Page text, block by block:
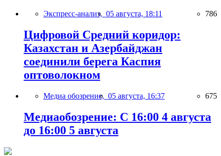
Экспресс-анализ, 05 августа, 18:11 786
Цифровой Средний коридор:
Казахстан и Азербайджан
соединили берега Каспия
оптоволокном
Медиа обозрение, 05 августа, 16:37 675
Медиаобозрение: С 16:00 4 августа
до 16:00 5 августа